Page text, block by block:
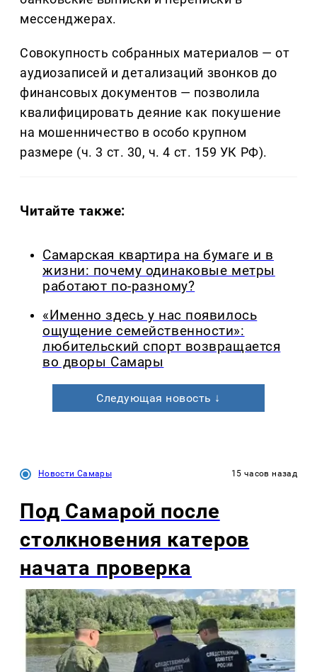
мессенджерах.
Совокупность собранных материалов — от
аудиозаписей и детализаций звонков до
финансовых документов — позволила
квалифицировать деяние как покушение
на мошенничество в особо крупном
размере (ч. 3 ст. 30, ч. 4 ст. 159 УК РФ).
Читайте также:
Самарская квартира на бумаге и в
жизни: почему одинаковые метры
работают по-разному?
«Именно здесь у нас появилось
ощущение семейственности»:
любительский спорт возвращается
во дворы Самары
Следующая новость ↓
Новости Самары 15 часов назад
Под Самарой после
столкновения катеров
начата проверка